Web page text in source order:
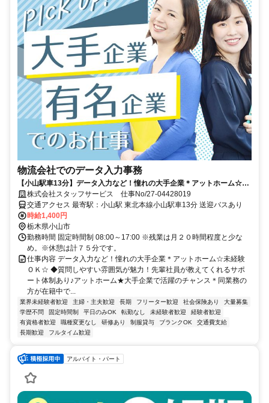
物流会社でのデータ入力事務
【小山駅車13分】データ入力など！憧れの大手企業＊アットホーム☆未
経験ＯＫ☆
株式会社スタッフサービス 仕事No/27-04428019
交通アクセス 最寄駅：小山駅 東北本線小山駅車13分 送迎バスあり
時給1,400円
栃木県小山市
勤務時間 固定時間制 08:00～17:00 ※残業は月２０時間程度と少な
め。※休憩は計７５分です。
仕事内容 データ入力など！憧れの大手企業＊アットホーム☆未経験
ＯＫ☆ ◆質問しやすい雰囲気が魅力！先輩社員が教えてくれるサポ
ート体制あり♪アットホーム★大手企業で活躍のチャンス＊同業務の
方が在籍中で...
業界未経験者歓迎 主婦・主夫歓迎 長期 フリーター歓迎 社会保険あり
大量募集
学歴不問
固定時間制 平日のみOK 転勤なし 未経験者歓迎
経験者歓迎
有資格者歓迎
職種変更なし 研修あり 制服貸与 ブランクOK
交通費支給
長期歓迎
フルタイム歓迎
アルバイト・パート